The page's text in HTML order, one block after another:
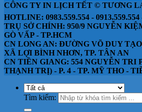
CÔNG TY IN LỊCH TẾT © TƯƠNG
HOTLINE: 0983.559.554 - 0913.559.554
TRỤ SỞ CHÍNH: 950/9 NGUYỄN
GÒ VẤP - TP.HCM
CN LONG AN: ĐƯỜNG VÕ DUY
XÃ LỢI BÌNH NHƠN, TP. TÂN AN
CN TIỀN GIANG: 554 NGUYỄN TRI
THẠNH TRỊ) - P. 4 - TP. MỸ THO -
Tìm kiếm: